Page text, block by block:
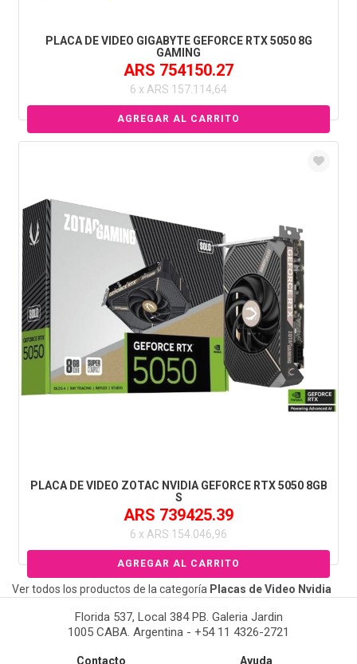
PLACA DE VIDEO GIGABYTE GEFORCE RTX 5050 8G
GAMING
ARS 754150.27
6 x ARS 157.114,64
PLACA DE VIDEO ZOTAC NVIDIA GEFORCE RTX 5050 8GB
S
ARS 739425.39
6 x ARS 154.046,96
Ver todos los productos de la categoría Placas de Video Nvidia
Florida 537, Local 384 PB. Galeria Jardin
1005 CABA. Argentina - +54 11 4326-2721
Contacto Ayuda